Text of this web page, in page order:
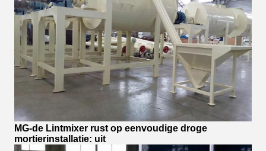
MG-de Lintmixer rust op eenvoudige droge
mortierinstallatie: uit